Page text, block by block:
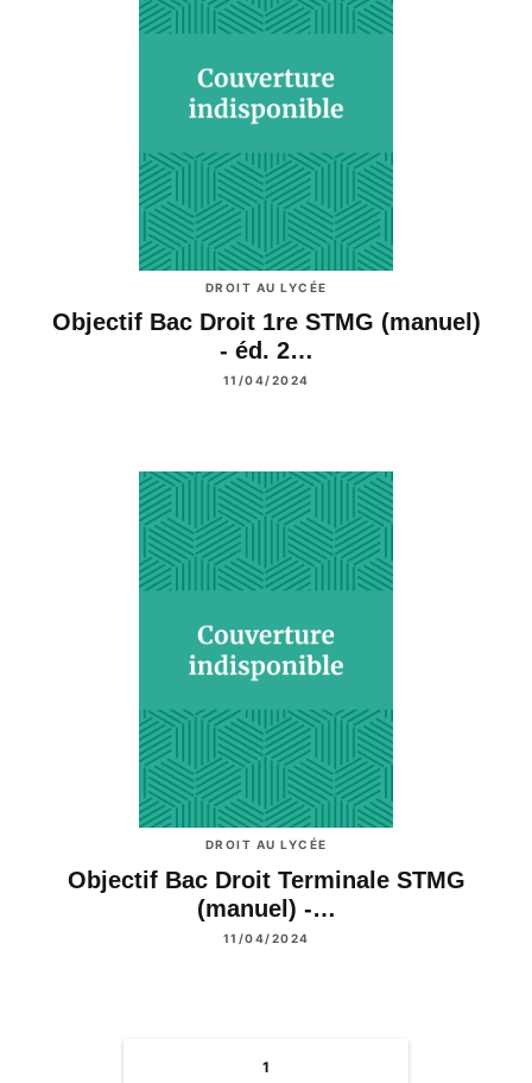
DROIT AU LYCÉE
Objectif Bac Droit 1re STMG (manuel)
- éd. 2…
11/04/2024
DROIT AU LYCÉE
Objectif Bac Droit Terminale STMG
(manuel) -…
11/04/2024
1